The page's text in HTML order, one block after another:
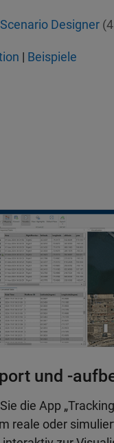
Designer
| Beispiele
und -
die App
reale oder